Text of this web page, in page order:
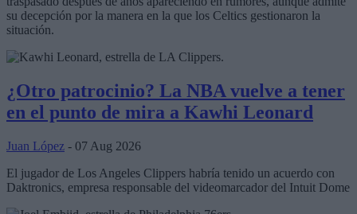
su decepción por la manera en la que los Celtics gestionaron la
situación.
¿Otro patrocinio? La NBA vuelve a tener
en el punto de mira a Kawhi Leonard
Juan López - 07 Aug 2026
El jugador de Los Angeles Clippers habría tenido un acuerdo con
Daktronics, empresa responsable del videomarcador del Intuit Dome